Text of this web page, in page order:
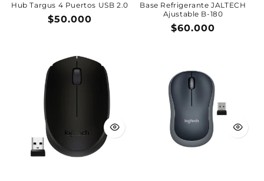
Hub Targus 4 Puertos USB 2.0
Precio
$50.000
Base Refrigerante JALTECH
Ajustable B-180
Precio
$60.000